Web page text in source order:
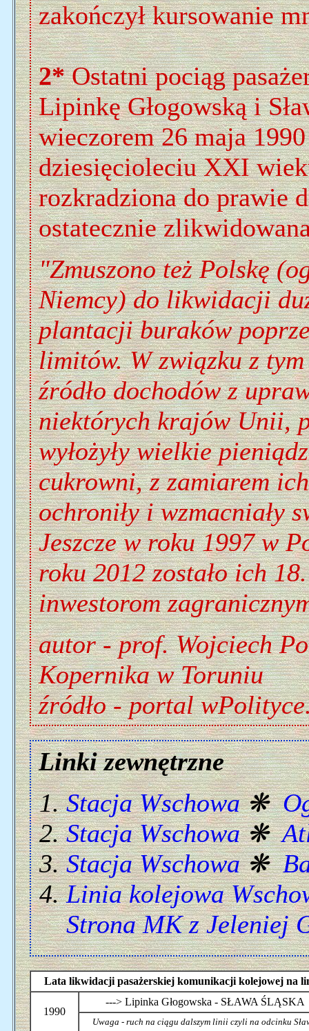
zakończył kursowanie
2*Ostatni pociąg
Lipinkę Głogowską i
wieczorem 26 maja
dziesięcioleciu XXI
rozkradziona do prawie
ostatecznie
"Zmuszono też Polskę
Niemcy) do likwidacji
plantacji buraków
limitów. W związku z
źródło dochodów z
niektórych krajów Unii,
wyłożyły wielkie
cukrowni, z zamiarem
ochroniły i wzmacniały
Jeszcze w roku 1997 w
roku 2012 zostało ich
inwestorom
autor - prof. Wojciech
Kopernika w Toruniu
źródło - portal
Linki zewnętrzne
Stacja Wschowa❋
Stacja Wschowa❋
Stacja Wschowa❋
Linia kolejowa
Strona MK z Jeleniej
Lata likwidacji pasażerskiej komunikacji kolejowej na
1990
---> Lipinka Głogowska - SŁAWA ŚLĄSKA
Uwaga - ruch na ciągu dalszym linii czyli na odcinku